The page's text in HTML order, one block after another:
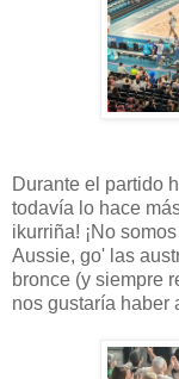
Durante el partido
todavía lo hace
ikurriña! ¡No
Aussie, go' las
bronce (y siempre
nos gustaría haber